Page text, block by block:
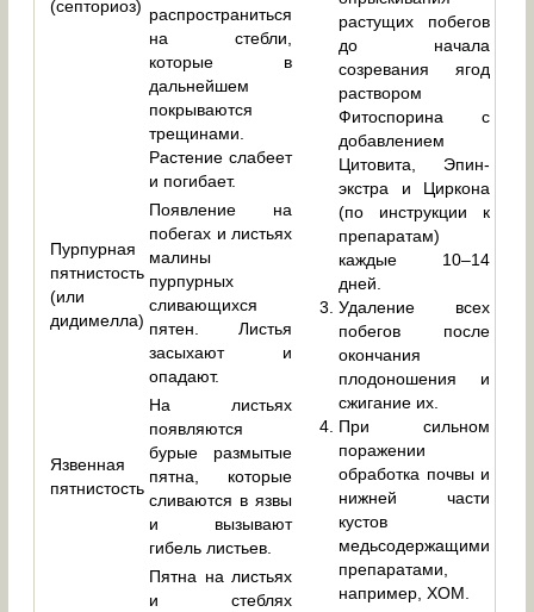
(септориоз) распространиться
на стебли,
которые в
дальнейшем
покрываются
трещинами.
Растение слабеет
и погибает.
растущих побегов
до начала
созревания ягод
раствором
Фитоспорина с
добавлением
Цитовита, Эпин-
экстра и Циркона
(по инструкции к
препаратам)
каждые 10–14
дней.
Удаление всех
побегов после
окончания
плодоношения и
сжигание их.
При сильном
поражении
обработка почвы и
нижней части
кустов
медьсодержащими
препаратами,
например, ХОМ.
Пурпурная
пятнистость
(или
дидимелла)
Появление на
побегах и листьях
малины
пурпурных
сливающихся
пятен. Листья
засыхают и
опадают.
Язвенная
пятнистость
На листьях
появляются
бурые размытые
пятна, которые
сливаются в язвы
и вызывают
гибель листьев.
Пятна на листьях
и стеблях